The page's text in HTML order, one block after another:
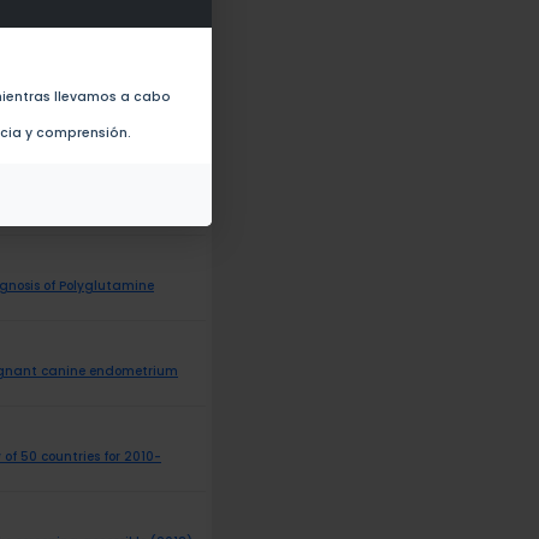
llevamos a cabo
y comprensión.
(IC-GLOSSARI): a
(2016), 42, 5, (953),
of Polyglutamine
canine endometrium
50 countries for 2010-